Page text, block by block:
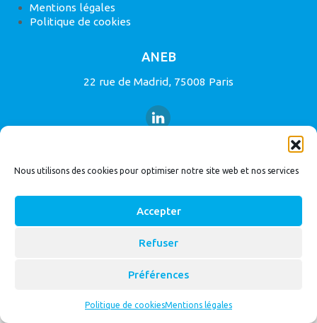
Nous utilisons des cookies pour optimiser notre site web et nos services
Accepter
Refuser
Préférences
Politique de cookiesMentions légales
Mentions légales
Politique de cookies
ANEB
22 rue de Madrid, 75008 Paris